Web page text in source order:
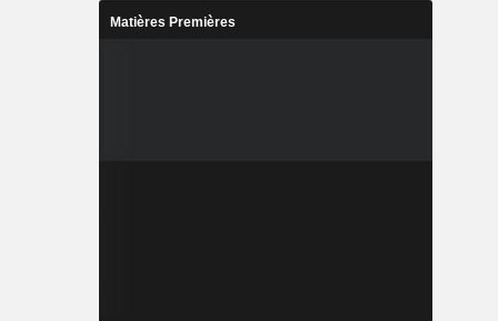
Matières Premières